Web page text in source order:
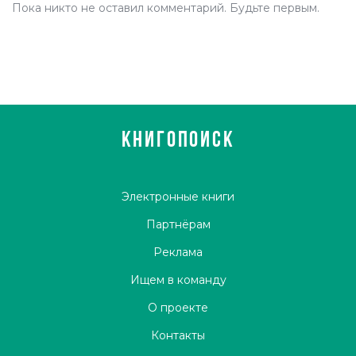
Пока никто не оставил комментарий. Будьте первым.
КНИГОПОИСК
Электронные книги
Партнёрам
Реклама
Ищем в команду
О проекте
Контакты